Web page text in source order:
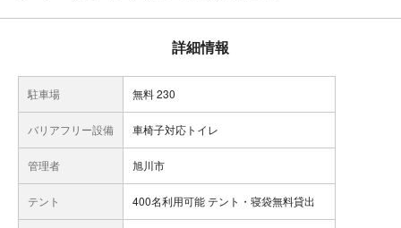
詳細情報
駐車場 無料 230
バリアフリー設備 車椅子対応トイレ
管理者 旭川市
テント 400名利用可能 テント・寝袋無料貸出